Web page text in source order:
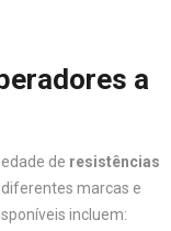
a
de resistências
marcas e
incluem: